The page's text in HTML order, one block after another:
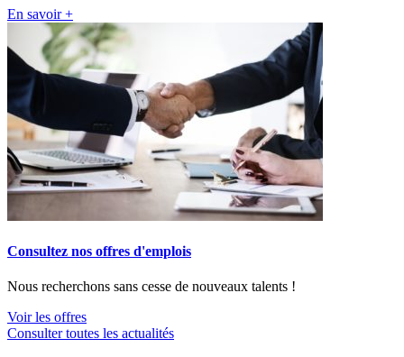
En savoir +
Consultez nos offres d'emplois
Nous recherchons sans cesse de nouveaux talents !
Voir les offres
Consulter toutes les actualités